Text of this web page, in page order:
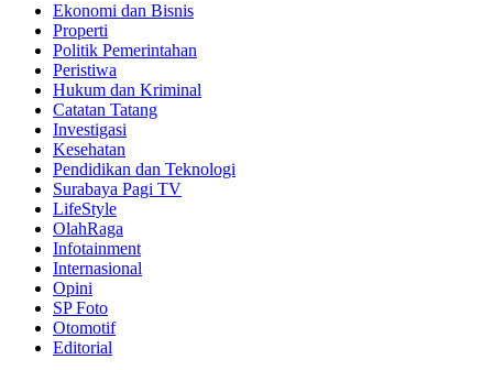
Ekonomi dan Bisnis
Properti
Politik Pemerintahan
Peristiwa
Hukum dan Kriminal
Catatan Tatang
Investigasi
Kesehatan
Pendidikan dan Teknologi
Surabaya Pagi TV
LifeStyle
OlahRaga
Infotainment
Internasional
Opini
SP Foto
Otomotif
Editorial